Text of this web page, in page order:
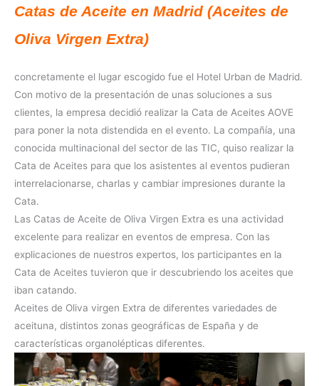
Catas de Aceite en Madrid (Aceites de
Oliva Virgen Extra)
concretamente el lugar escogido fue el Hotel Urban de Madrid.
Con motivo de la presentación de unas soluciones a sus
clientes, la empresa decidió realizar la Cata de Aceites AOVE
para poner la nota distendida en el evento. La compañía, una
conocida multinacional del sector de las TIC, quiso realizar la
Cata de Aceites para que los asistentes al eventos pudieran
interrelacionarse, charlas y cambiar impresiones durante la
Cata.
Las Catas de Aceite de Oliva Virgen Extra es una actividad
excelente para realizar en eventos de empresa. Con las
explicaciones de nuestros expertos, los participantes en la
Cata de Aceites tuvieron que ir descubriendo los aceites que
iban catando.
Aceites de Oliva virgen Extra de diferentes variedades de
aceituna, distintos zonas geográficas de España y de
características organolépticas diferentes.